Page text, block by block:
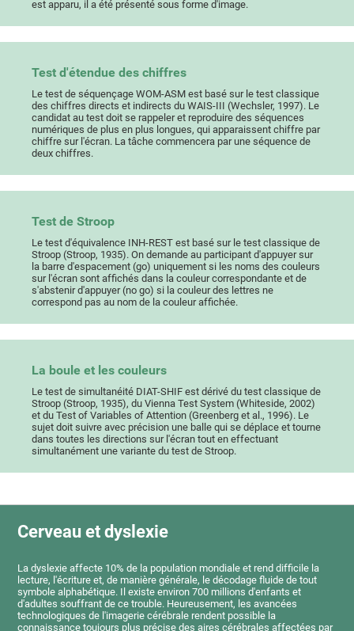
est apparu, il a été présenté sous forme d'image.
Test d'étendue des chiffres
Le test de séquençage WOM-ASM est basé sur le test classique
des chiffres directs et indirects du WAIS-III (Wechsler, 1997). Le
candidat au test doit se rappeler et reproduire des séquences
numériques de plus en plus longues, qui apparaissent chiffre par
chiffre sur l'écran. La tâche commencera par une séquence de
deux chiffres.
Test de Stroop
Le test d'équivalence INH-REST est basé sur le test classique de
Stroop (Stroop, 1935). On demande au participant d'appuyer sur
la barre d'espacement (go) uniquement si les noms des couleurs
sur l'écran sont affichés dans la couleur correspondante et de
s'abstenir d'appuyer (no go) si la couleur des lettres ne
correspond pas au nom de la couleur affichée.
La boule et les couleurs
Le test de simultanéité DIAT-SHIF est dérivé du test classique de
Stroop (Stroop, 1935), du Vienna Test System (Whiteside, 2002)
et du Test of Variables of Attention (Greenberg et al., 1996). Le
sujet doit suivre avec précision une balle qui se déplace et tourne
dans toutes les directions sur l'écran tout en effectuant
simultanément une variante du test de Stroop.
Cerveau et dyslexie
La dyslexie affecte 10% de la population mondiale et rend difficile la
lecture, l'écriture et, de manière générale, le décodage fluide de tout
symbole alphabétique. Il existe environ 700 millions d'enfants et
d'adultes souffrant de ce trouble. Heureusement, les avancées
technologiques de l'imagerie cérébrale rendent possible la
connaissance toujours plus précise des aires cérébrales affectées par